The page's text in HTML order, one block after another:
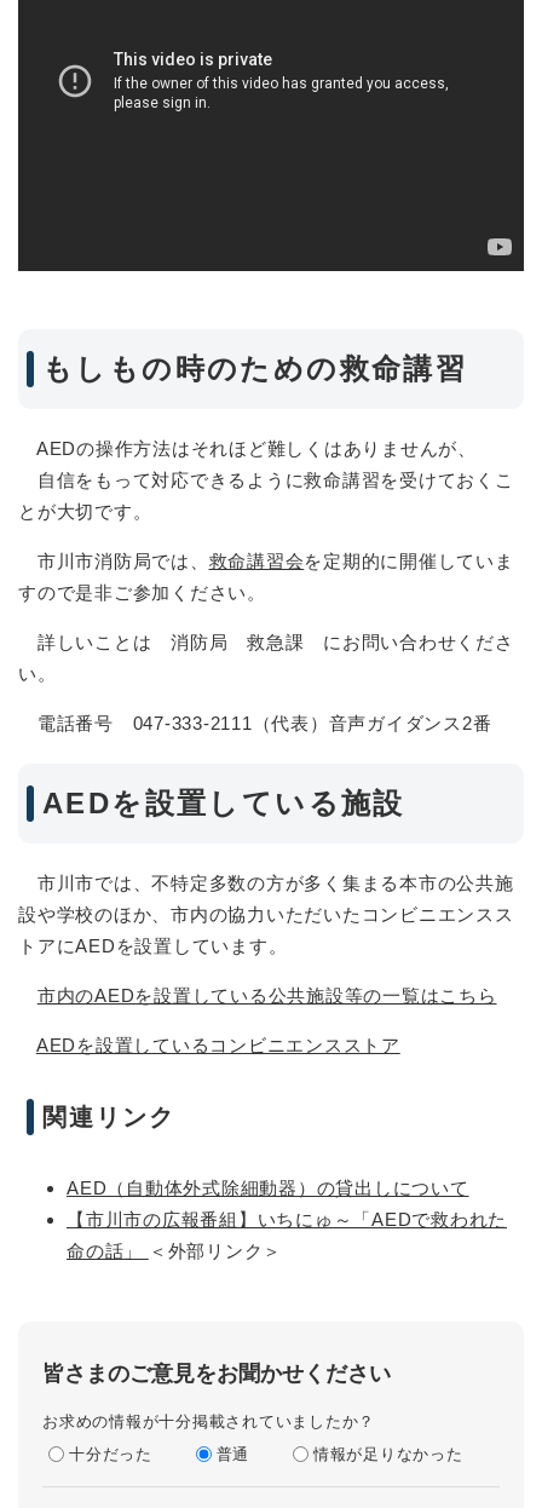
もしもの時のための救命講習
AEDの操作方法はそれほど難しくはありませんが、
自信をもって対応できるように救命講習を受けておくこ
とが大切です。
市川市消防局では、 救命講習会を定期的に開催していま
すので是非ご参加ください。
詳しいことは 消防局 救急課 にお問い合わせくださ
い。
電話番号 047-333-2111（代表）音声ガイダンス2番
AEDを設置している施設
市川市では、不特定多数の方が多く集まる本市の公共施
設や学校のほか、市内の協力いただいたコンビニエンスス
トアにAEDを設置しています。
市内のAEDを設置している公共施設等の一覧はこちら
AEDを設置しているコンビニエンスストア
関連リンク
AED（自動体外式除細動器）の貸出しについて
【市川市の広報番組】いちにゅ～「AEDで救われた
命の話」
＜外部リンク＞
皆さまのご意見をお聞かせください
お求めの情報が十分掲載されていましたか？
十分だった
普通 情報が足りなかった